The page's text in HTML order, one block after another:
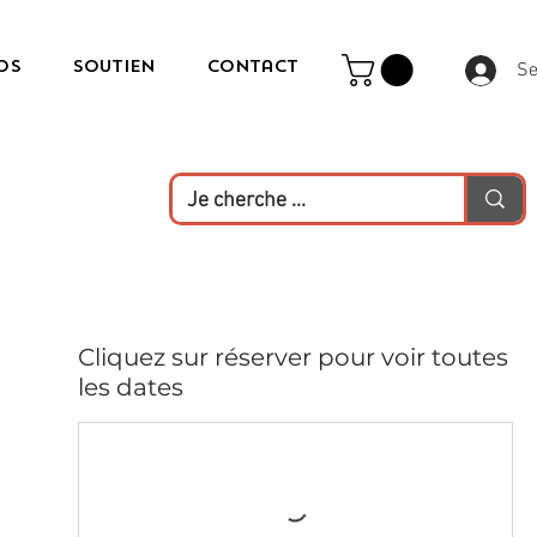
Soutien Contact
Cliquez sur réserver pour voir toutes
les dates